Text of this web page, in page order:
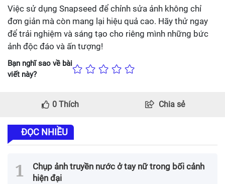
Việc sử dụng Snapseed để chỉnh sửa ảnh không chỉ
đơn giản mà còn mang lại hiệu quả cao. Hãy thử ngay
để trải nghiệm và sáng tạo cho riêng mình những bức
ảnh độc đáo và ấn tượng!
Bạn nghĩ sao về bài
viết này?
0 Thích Chia sẻ
ĐỌC NHIỀU
Chụp ảnh truyền nước ở tay nữ trong bối cảnh
hiện đại